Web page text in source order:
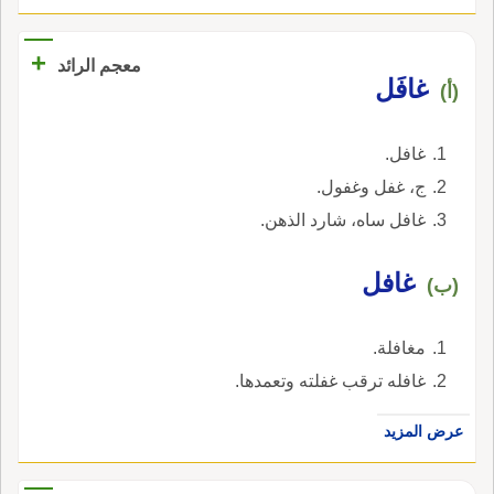
معجم الرائد +
(أ) غافَل
غافل.
ج، غفل وغفول.
غافل ساه، شارد الذهن.
(ب) غافل
مغافلة.
غافله ترقب غفلته وتعمدها.
عرض المزيد